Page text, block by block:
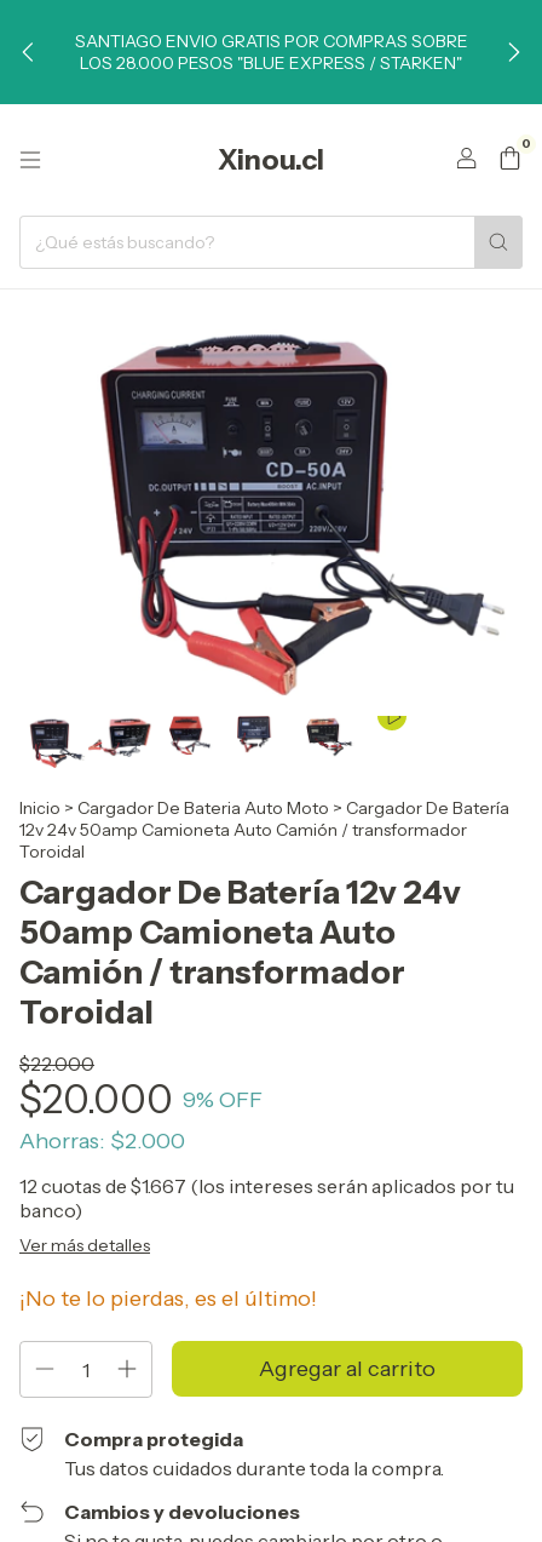
SANTIAGO ENVIO GRATIS POR COMPRAS SOBRE
LOS 28.000 PESOS "BLUE EXPRESS / STARKEN"
Xinou.cl 0
Inicio > Cargador De Bateria Auto Moto > Cargador De Batería
12v 24v 50amp Camioneta Auto Camión / transformador
Toroidal
Cargador De Batería 12v 24v
50amp Camioneta Auto
Camión / transformador
Toroidal
$22.000
$20.000 9% OFF
Ahorras: $2.000
12 cuotas de $1.667 (los intereses serán aplicados por tu
banco)
Ver más detalles
¡No te lo pierdas, es el último!
Compra protegida
Tus datos cuidados durante toda la compra.
Cambios y devoluciones